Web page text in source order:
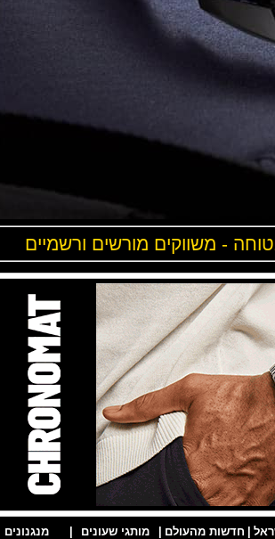
- משווקים מורשים ורשמיים
מהעולם | מותגי שעונים | מנגנונים |